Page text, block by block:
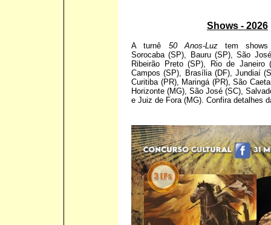
Shows - 2026
A turnê 50 Anos-Luztem shows
Sorocaba (SP), Bauru (SP), São
Ribeirão Preto (SP), Rio de Janeiro
Campos (SP), Brasília (DF), Jundiaí
Curitiba (PR), Maringá (PR), São
Horizonte (MG), São José (SC),
e Juiz de Fora (MG). Confira detalhes